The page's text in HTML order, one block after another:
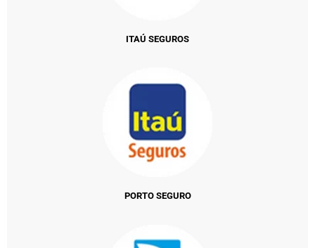
ITAÚ SEGUROS
PORTO SEGURO